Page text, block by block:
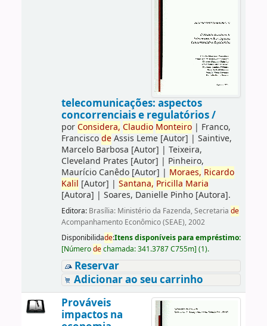
telecomunicações: aspectos
concorrenciais e regulatórios /
porConsidera, Claudio Monteiro| Franco,
FranciscodeAssis Leme[Autor] | Saintive,
Marcelo Barbosa [Autor] | Teixeira,
Cleveland Prates [Autor] | Pinheiro,
Maurício Canêdo[Autor] | Moraes, Ricardo
Kalil [Autor] | Santana, Pricilla Maria
[Autora] | Soares, Danielle Pinho[Autora].
Editora: Brasília: Ministério da Fazenda, Secretaria de
Acompanhamento Econômico (SEAE), 2002
Disponibilidade:Itens disponíveis para empréstimo:
[Númerodechamada:341.3787 C755m] (1).
Reservar
Adicionar ao seu carrinho
Prováveis
impactos na